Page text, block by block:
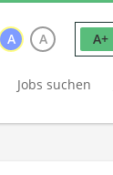
A A A+
Jobs suchen